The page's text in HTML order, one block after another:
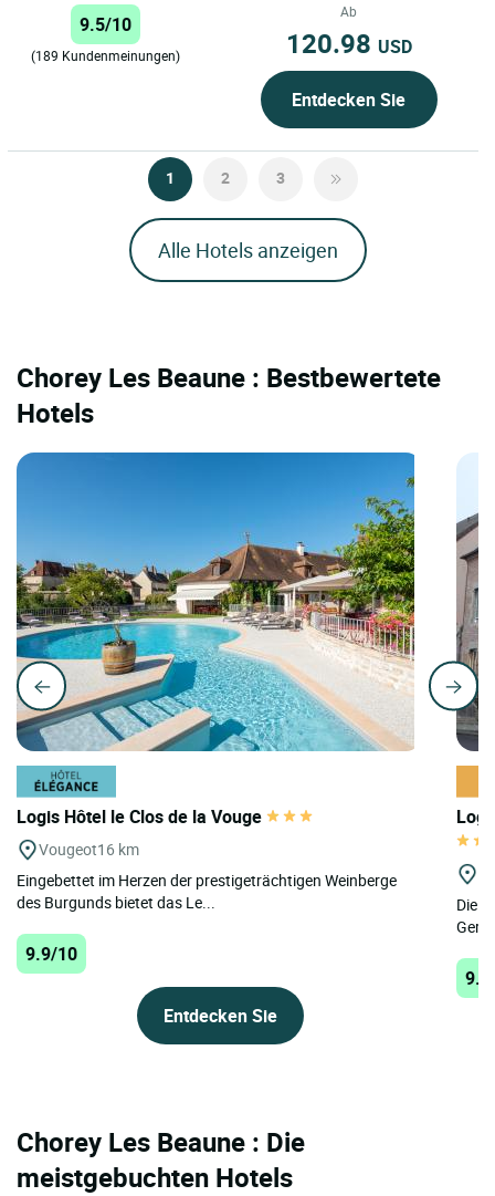
9.5/10
(189 Kundenmeinungen)
Ab
120.98 USD
Entdecken Sie
1 2 3
Alle Hotels anzeigen
Chorey Les Beaune : Bestbewertete
Hotels
Logis Hôtel le Clos de la Vouge
Vougeot16 km
Eingebettet im Herzen der prestigeträchtigen Weinberge
des Burgunds bietet das Le...
9.9/10
Entdecken Sie
Die
Chorey Les Beaune : Die
meistgebuchten Hotels